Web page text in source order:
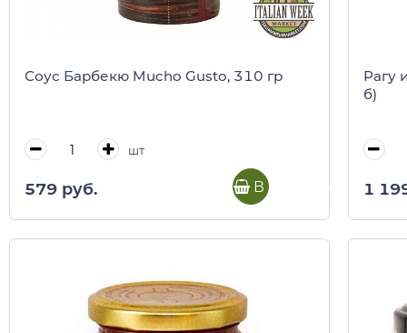
Соус Барбекю Mucho Gusto, 310 гр
шт
579 руб. В корзину
Рагу
б)
1